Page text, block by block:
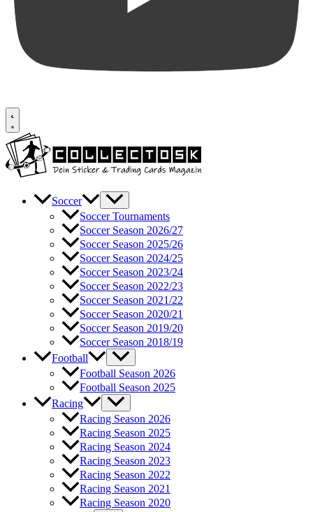
Soccer
Soccer Tournaments
Soccer Season 2026/27
Soccer Season 2025/26
Soccer Season 2024/25
Soccer Season 2023/24
Soccer Season 2022/23
Soccer Season 2021/22
Soccer Season 2020/21
Soccer Season 2019/20
Soccer Season 2018/19
Football
Football Season 2026
Football Season 2025
Racing
Racing Season 2026
Racing Season 2025
Racing Season 2024
Racing Season 2023
Racing Season 2022
Racing Season 2021
Racing Season 2020